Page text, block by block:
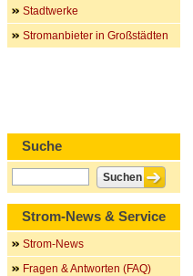
Stadtwerke
Stromanbieter in Großstädten
Suche
Strom-News & Service
Strom-News
Fragen & Antworten (FAQ)